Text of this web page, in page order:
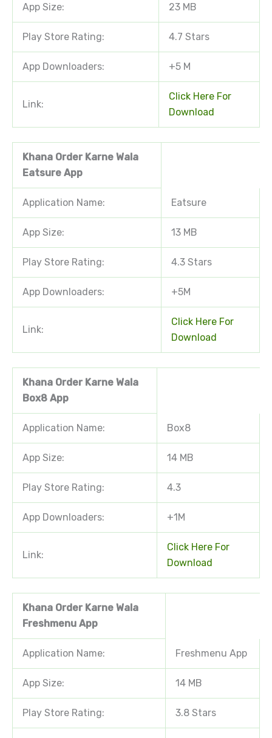
App Size: 23 MB
Play Store Rating: 4.7 Stars
App Downloaders: +5 M
Link:
Click Here For
Download
Khana Order Karne Wala
Eatsure App
Application Name: Eatsure
App Size: 13 MB
Play Store Rating: 4.3 Stars
App Downloaders: +5M
Link:
Click Here For
Download
Khana Order Karne Wala
Box8 App
Application Name: Box8
App Size: 14 MB
Play Store Rating: 4.3
App Downloaders: +1M
Link:
Click Here For
Download
Khana Order Karne Wala
Freshmenu App
Application Name: Freshmenu App
App Size: 14 MB
Play Store Rating: 3.8 Stars